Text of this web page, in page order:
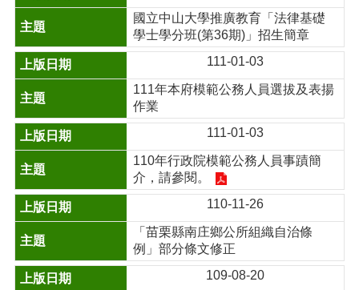
國立中山大學推廣教育「法律基礎
學士學分班(第36期)」招生簡章
111-01-03
111年本府模範公務人員選拔及表揚
作業
111-01-03
110年行政院模範公務人員事蹟簡
介，請參閱。
110-11-26
「苗栗縣南庄鄉公所組織自治條
例」部分條文修正
109-08-20